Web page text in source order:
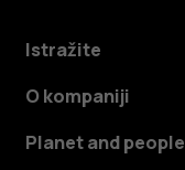
Istražite
O kompaniji
Planet and people